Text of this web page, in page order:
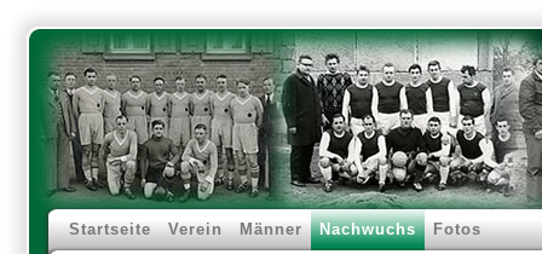
Startseite Verein Männer Nachwuchs Fotos